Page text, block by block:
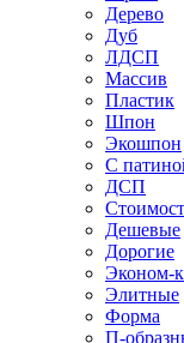
Дерево
Дуб
ЛДСП
Массив
Пластик
Шпон
Экошпон
С
ДСП
Дешевые
Дорогие
Эконом-
Элитные
Форма
П-